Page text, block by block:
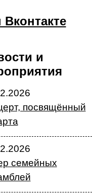
и
посвящённый
семейных